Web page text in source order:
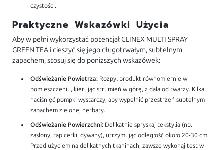
czystości.
Praktyczne Wskazówki Użycia
Aby w pełni wykorzystać potencjał CLINEX MULTI SPRAY
GREEN TEA i cieszyć się jego długotrwałym, subtelnym
zapachem, stosuj się do poniższych wskazówek:
Odświeżanie Powietrza: Rozpyl produkt równomiernie w
pomieszczeniu, kierując strumień w górę, z dala od twarzy. Kilka
naciśnięć pompki wystarczy, aby wypełnić przestrzeń subtelnym
zapachem zielonej herbaty.
Odświeżanie Powierzchni: Delikatnie spryskaj tekstylia (np.
zasłony, tapicerki, dywany), utrzymując odległość około 20-30 cm.
Przed użyciem na delikatnych tkaninach, zawsze wykonaj test w